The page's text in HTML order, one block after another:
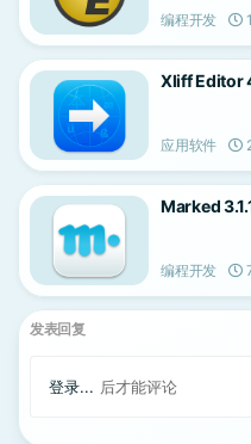
编程开发
Xliff Editor
应用软件
Marked
编程开发
发表回复
登录... 后才能评论